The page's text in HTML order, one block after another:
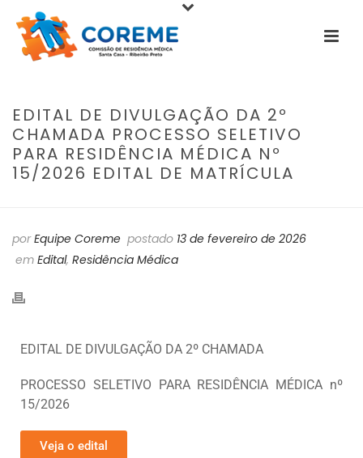
EDITAL DE DIVULGAÇÃO DA 2º
CHAMADA PROCESSO SELETIVO
PARA RESIDÊNCIA MÉDICA Nº
15/2026 EDITAL DE MATRÍCULA
porEquipe Coreme postado 13 de fevereiro de 2026
em Edital, Residência Médica
EDITAL DE DIVULGAÇÃO DA 2º CHAMADA
PROCESSO SELETIVO PARA RESIDÊNCIA MÉDICA nº
15/2026
Veja o edital